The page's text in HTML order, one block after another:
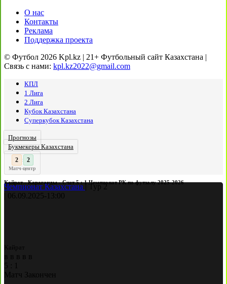
О нас
Контакты
Реклама
Поддержка проекта
© Футбол 2026 Kpl.kz | 21+ Футбольный сайт Казахстана |
Связь с нами: kpl.kz2022@gmail.com
КПЛ
1 Лига
2 Лига
Кубок Казахстана
Суперкубок Казахстана
Прогнозы
Букмекеры Казахстана
3 : 2
Матч-центр
Кайрат - Караганды - Счет 5 : 1 Чемпионат РК по футзалу 2025-2026
Чемпионат Казахстана | Тур 2
06.09.2025- 13:00
Кайрат
в в в в в
5
1
Матч Закончен